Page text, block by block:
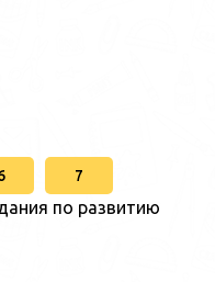
7
по развитию